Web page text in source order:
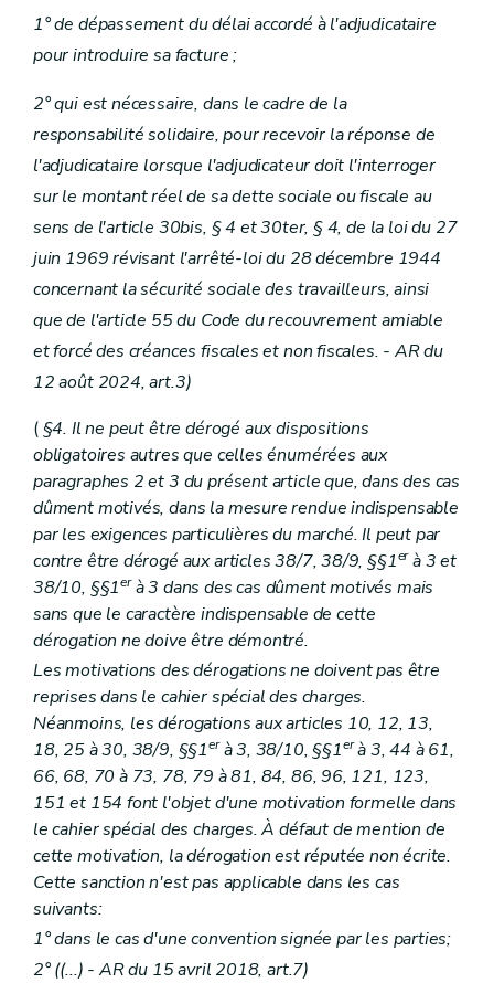
1° de dépassement du délai accordé à l'adjudicataire
pour introduire sa facture ;
2° qui est nécessaire, dans le cadre de la
responsabilité solidaire, pour recevoir la réponse de
l'adjudicataire lorsque l'adjudicateur doit l'interroger
sur le montant réel de sa dette sociale ou fiscale au
sens de l'article 30bis, § 4 et 30ter, § 4, de la loi du 27
juin 1969 révisant l'arrêté-loi du 28 décembre 1944
concernant la sécurité sociale des travailleurs, ainsi
que de l'article 55 du Code du recouvrement amiable
et forcé des créances fiscales et non fiscales. - AR du
12 août 2024, art.3)
( §4. Il ne peut être dérogé aux dispositions
obligatoires autres que celles énumérées aux
paragraphes 2 et 3 du présent article que, dans des cas
dûment motivés, dans la mesure rendue indispensable
par les exigences particulières du marché. Il peut par
contre être dérogé aux articles 38/7, 38/9, §§1erà 3 et
38/10, §§1erà 3 dans des cas dûment motivés mais
sans que le caractère indispensable de cette
dérogation ne doive être démontré.
Les motivations des dérogations ne doivent pas être
reprises dans le cahier spécial des charges.
Néanmoins, les dérogations aux articles 10, 12, 13,
18, 25 à 30, 38/9, §§1erà 3, 38/10, §§1erà 3, 44 à 61,
66, 68, 70 à 73, 78, 79 à 81, 84, 86, 96, 121, 123,
151 et 154 font l'objet d'une motivation formelle dans
le cahier spécial des charges. À défaut de mention de
cette motivation, la dérogation est réputée non écrite.
Cette sanction n'est pas applicable dans les cas
suivants:
1° dans le cas d'une convention signée par les parties;
2° ((...) - AR du 15 avril 2018, art.7)